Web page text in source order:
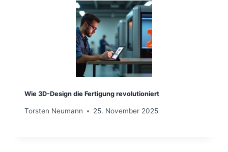
Wie 3D-Design die Fertigung revolutioniert
Torsten Neumann 25. November 2025